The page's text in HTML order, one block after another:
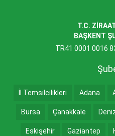
T.C.
BAŞKENT
TR41 0001 0016
İl Temsilcilikleri Adana
Bursa Çanakkale
Eskişehir Gaziantep